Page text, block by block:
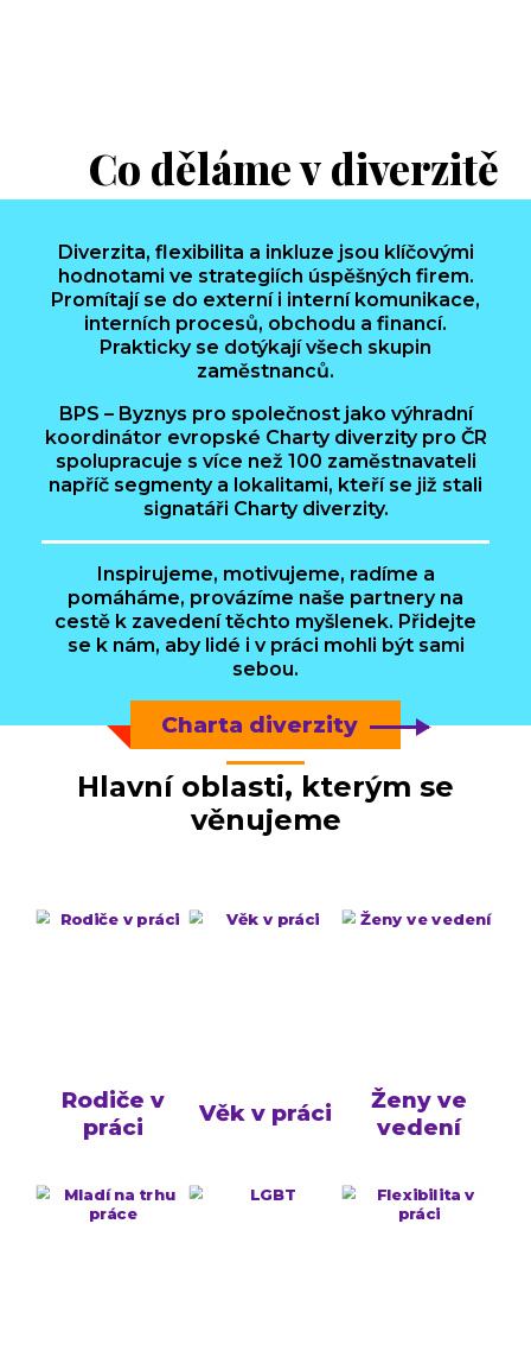
Co děláme v diverzitě
Diverzita, flexibilita a inkluze jsou klíčovými
hodnotami ve strategiích úspěšných firem.
Promítají se do externí i interní komunikace,
interních procesů, obchodu a financí.
Prakticky se dotýkají všech skupin
zaměstnanců.
BPS – Byznys pro společnost jako výhradní
koordinátor evropské Charty diverzity pro ČR
spolupracuje s více než 100 zaměstnavateli
napříč segmenty a lokalitami, kteří se již stali
signatáři Charty diverzity.
Inspirujeme, motivujeme, radíme a
pomáháme, provázíme naše partnery na
cestě k zavedení těchto myšlenek. Přidejte
se k nám, aby lidé i v práci mohli být sami
sebou.
Charta diverzity
Hlavní oblasti, kterým se
věnujeme
Rodiče v
práci
Věk v práci
Ženy ve
vedení